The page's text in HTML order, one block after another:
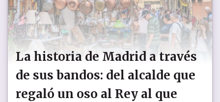
La historia de Madrid a través
de sus bandos: del alcalde que
regaló un oso al Rey al que